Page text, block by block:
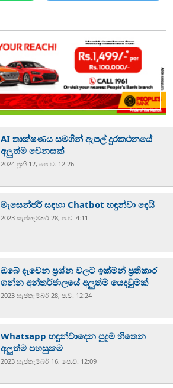
AI තාක්ෂණය සමගින් ඇපල් දුරකථනයේ
අලුත්ම වෙනසක්
2024 ජූනි 12, පෙ.ව. 12:26
මැසෙන්ජර් සඳහා Chatbot හඳුන්වා දෙයි
2023 සැප්‍තැම්‍බර් 28, ප.ව. 4:11
ඔබේ දැවෙන ප්‍රශ්න වලට ඉක්මන් ප්‍රතිකාර
ගන්න අන්තර්ජාලයේ අලුත්ම යෙදවුමක්
2023 සැප්‍තැම්‍බර් 28, ප.ව. 12:24
Whatsapp හඳුන්වාදෙන පුදුම හිතෙන
අලුත්ම පහසුකම
2023 සැප්‍තැම්‍බර් 16, පෙ.ව. 12:09